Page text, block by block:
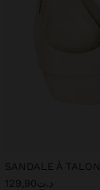
SANDALE À TALON
د.ت129,90